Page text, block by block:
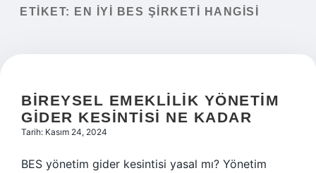
Yasal Uyarı
ETIKET: EN IYI BES ŞIRKETI HANGISI
BIREYSEL EMEKLILIK YÖNETIM
GIDER KESINTISI NE KADAR
Tarih: Kasım 24, 2024
BES yönetim gider kesintisi yasal mı? Yönetim